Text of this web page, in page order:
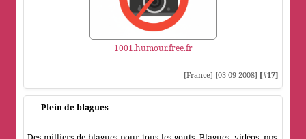
1001.humour.free.fr
[France] [03-09-2008] [#17]
Plein de blagues